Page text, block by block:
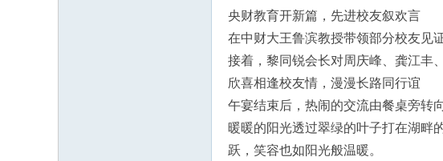
央财教育开新篇，先进校友叙欢言
在中财大王鲁滨教授带领部分校友见
接着，黎同锐会长对周庆峰、龚江丰
欣喜相逢校友情，漫漫长路同行谊
午宴结束后，热闹的交流由餐桌旁转
暖暖的阳光透过翠绿的叶子打在湖畔
跃，笑容也如阳光般温暖。